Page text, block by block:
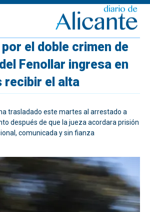
por el doble crimen de
Fenollar ingresa en
recibir el alta
trasladado este martes al arrestado a
después de que la jueza acordara prisión
comunicada y sin fianza